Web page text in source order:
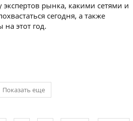
экспертов рынка, какими сетями и
сегодня, а также
на этот год.
Показать еще